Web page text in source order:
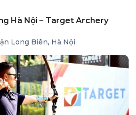
Hà Nội – Target Archery
Long Biên, Hà Nội